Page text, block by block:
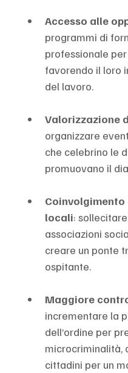
Accesso alle
programmi di
professionale
favorendo il loro
del lavoro.
Valorizzazione
organizzare
che celebrino le
promuovano il
locali:
associazioni
creare un ponte
ospitante.
Maggiore
incrementare la
dell’ordine per
microcriminalità,
cittadini per un